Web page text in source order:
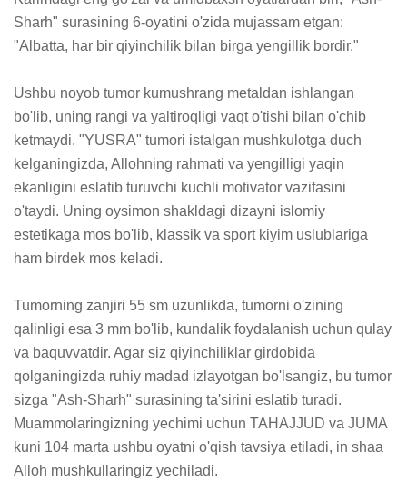
Sharh" surasining 6-oyatini o'zida mujassam etgan:
"Albatta, har bir qiyinchilik bilan birga yengillik bordir."
Ushbu noyob tumor kumushrang metaldan ishlangan
bo'lib, uning rangi va yaltiroqligi vaqt o'tishi bilan o'chib
ketmaydi. "YUSRA" tumori istalgan mushkulotga duch
kelganingizda, Allohning rahmati va yengilligi yaqin
ekanligini eslatib turuvchi kuchli motivator vazifasini
o'taydi. Uning oysimon shakldagi dizayni islomiy
estetikaga mos bo'lib, klassik va sport kiyim uslublariga
ham birdek mos keladi.
Tumorning zanjiri 55 sm uzunlikda, tumorni o'zining
qalinligi esa 3 mm bo'lib, kundalik foydalanish uchun qulay
va baquvvatdir. Agar siz qiyinchiliklar girdobida
qolganingizda ruhiy madad izlayotgan bo'lsangiz, bu tumor
sizga "Ash-Sharh" surasining ta'sirini eslatib turadi.
Muammolaringizning yechimi uchun TAHAJJUD va JUMA
kuni 104 marta ushbu oyatni o'qish tavsiya etiladi, in shaa
Alloh mushkullaringiz yechiladi.